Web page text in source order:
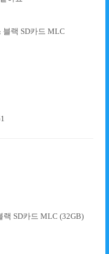
랙 SD카드 MLC
SD카드 MLC (32GB)